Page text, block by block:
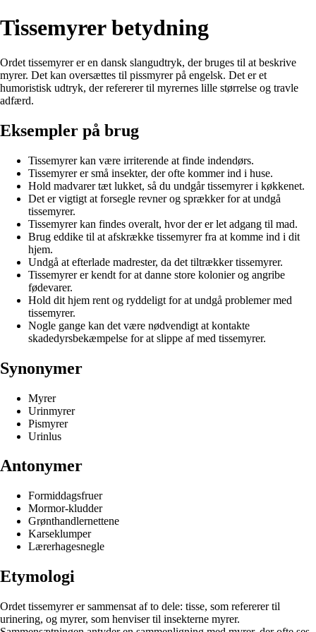
Tissemyrer betydning
Ordet tissemyrer er en dansk slangudtryk, der bruges til at beskrive
myrer. Det kan oversættes til pissmyrer på engelsk. Det er et
humoristisk udtryk, der refererer til myrernes lille størrelse og travle
adfærd.
Eksempler på brug
Tissemyrer kan være irriterende at finde indendørs.
Tissemyrer er små insekter, der ofte kommer ind i huse.
Hold madvarer tæt lukket, så du undgår tissemyrer i køkkenet.
Det er vigtigt at forsegle revner og sprækker for at undgå
tissemyrer.
Tissemyrer kan findes overalt, hvor der er let adgang til mad.
Brug eddike til at afskrække tissemyrer fra at komme ind i dit
hjem.
Undgå at efterlade madrester, da det tiltrækker tissemyrer.
Tissemyrer er kendt for at danne store kolonier og angribe
fødevarer.
Hold dit hjem rent og ryddeligt for at undgå problemer med
tissemyrer.
Nogle gange kan det være nødvendigt at kontakte
skadedyrsbekæmpelse for at slippe af med tissemyrer.
Synonymer
Myrer
Urinmyrer
Pismyrer
Urinlus
Antonymer
Formiddagsfruer
Mormor-kludder
Grønthandlernettene
Karseklumper
Lærerhagesnegle
Etymologi
Ordet tissemyrer er sammensat af to dele: tisse, som refererer til
urinering, og myrer, som henviser til insekterne myrer.